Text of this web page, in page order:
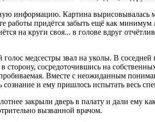
информацию. Картина вырисовывалась
работы придётся забыть ещё как минимум
на круги своя... в голове вдруг
медсестры звал на уколы. В
сторону, сосредоточившись на
Вместе с неожиданным
сознание и ему пришлось испытать весь
закрыли дверь в палату и дали ему
вызванной врачом.